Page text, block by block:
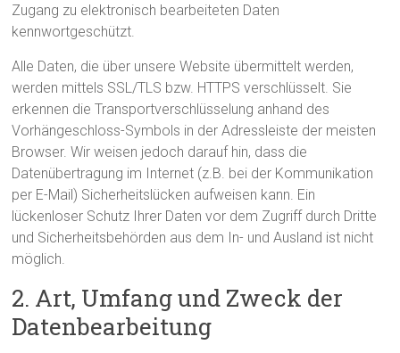
Zugang zu elektronisch bearbeiteten Daten
kennwortgeschützt.
Alle Daten, die über unsere Website übermittelt werden,
werden mittels SSL/TLS bzw. HTTPS verschlüsselt. Sie
erkennen die Transportverschlüsselung anhand des
Vorhängeschloss-Symbols in der Adressleiste der meisten
Browser. Wir weisen jedoch darauf hin, dass die
Datenübertragung im Internet (z.B. bei der Kommunikation
per E-Mail) Sicherheitslücken aufweisen kann. Ein
lückenloser Schutz Ihrer Daten vor dem Zugriff durch Dritte
und Sicherheitsbehörden aus dem In- und Ausland ist nicht
möglich.
2. Art, Umfang und Zweck der
Datenbearbeitung